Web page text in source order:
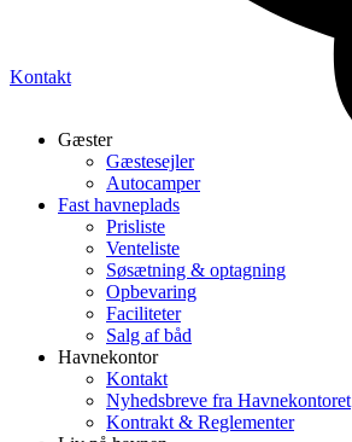
Kontakt
Gæster
Gæstesejler
Autocamper
Fast havneplads
Prisliste
Venteliste
Søsætning & optagning
Opbevaring
Faciliteter
Salg af båd
Havnekontor
Kontakt
Nyhedsbreve fra Havnekontoret
Kontrakt & Reglementer